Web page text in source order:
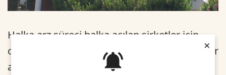
×
Halka arz süreci halka açılan şirketler için
olduğu kadar halka arza katılacak yatırımcılar
açısından da karmaşık bir süreç. Her ne